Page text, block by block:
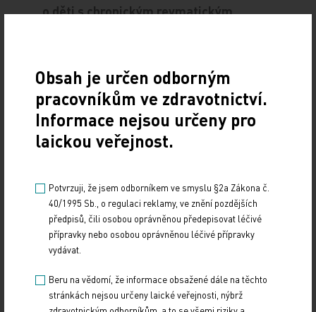
o děti s chronickým revmatickým
Domnívám se, že hlavní výzvou je jako u většiny
vzácných onemocnění zajištění časné diagnostiky
a adekvátní komplexní léčby i dlouhodobé
monitorace stavu dítěte. Dalším zásadním
je takzvaná přechodová péče a předání pacienta
do „dospělého“ zdravotního systému.
Specializovaná péče o pacienty se vzácnými
onemocněními vyžaduje systematickou
financování, které v současnosti nepokrývá
potřebu komplexní, časově náročné péče. Ta
Obsah je určen odborným
pracovníkům ve zdravotnictví.
Informace nejsou určeny pro
laickou veřejnost.
Potvrzuji, že jsem odborníkem ve smyslu §2a Zákona č.
40/1995 Sb., o regulaci reklamy, ve znění pozdějších
předpisů, čili osobou oprávněnou předepisovat léčivé
přípravky nebo osobou oprávněnou léčivé přípravky
vydávat.
Beru na vědomí, že informace obsažené dále na těchto
stránkách nejsou určeny laické veřejnosti, nýbrž